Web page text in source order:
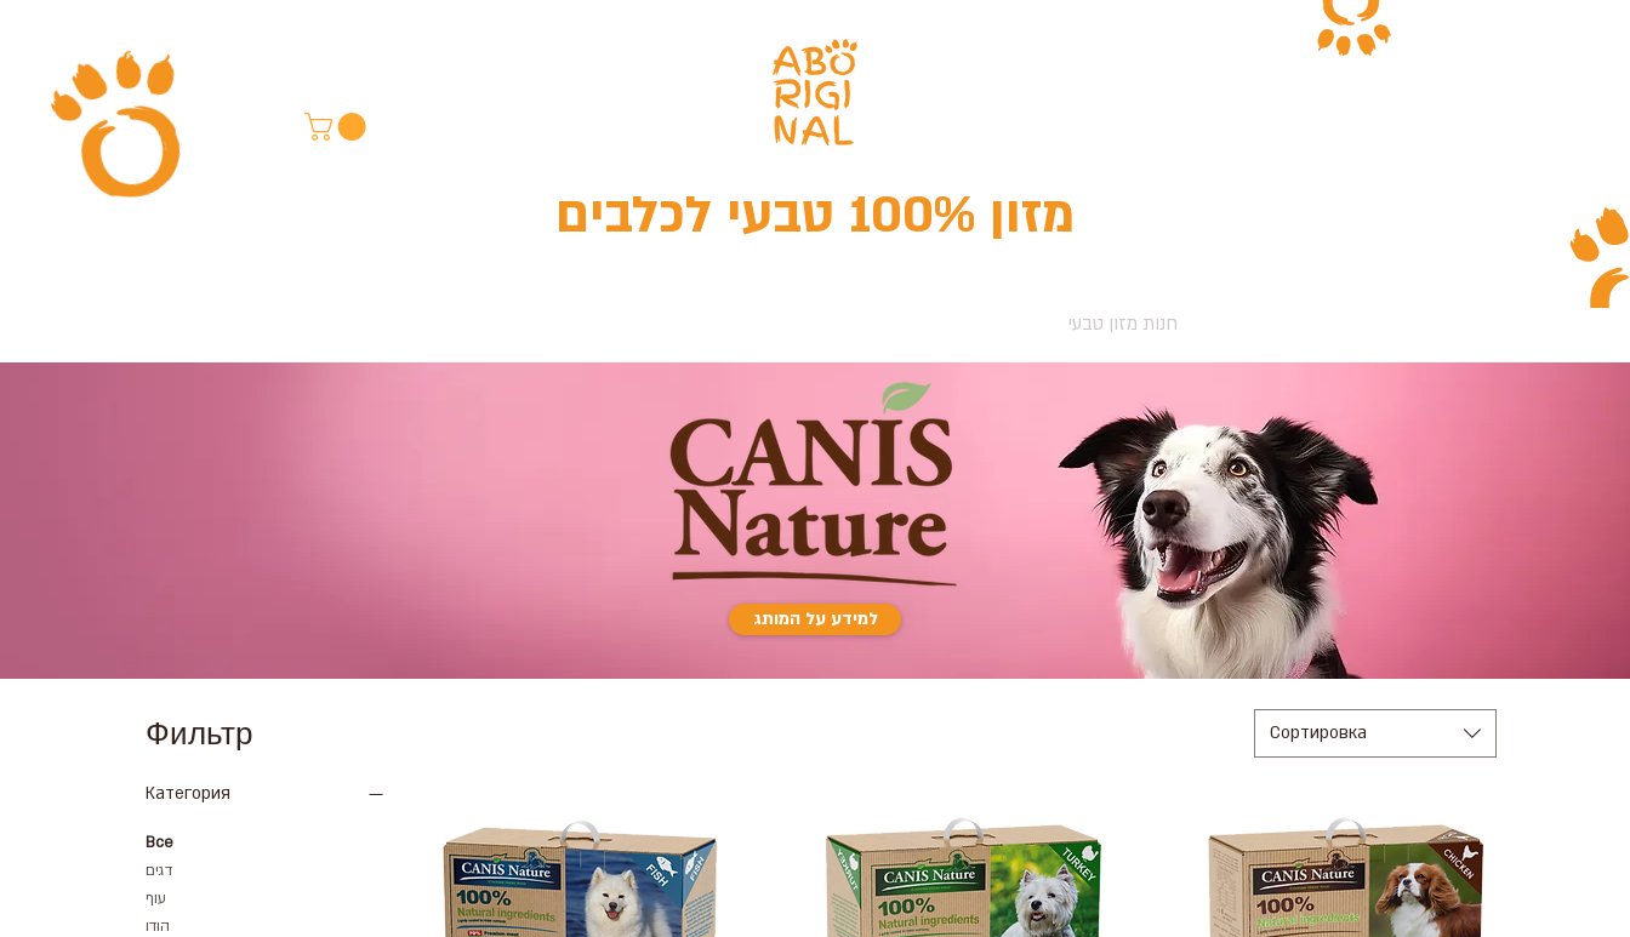
מזון 100% טבעי לכלבים
חנות מזון טבעי
למידע על המותג
Фильтр
Категория
Все
דגים
עוף
הודו
Сортировка